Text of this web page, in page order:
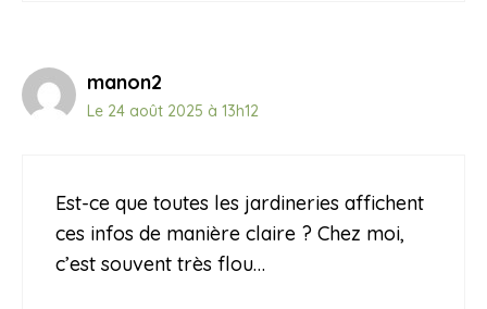
manon2
Le 24 août 2025 à 13h12
Est-ce que toutes les jardineries affichent
ces infos de manière claire ? Chez moi,
c’est souvent très flou…